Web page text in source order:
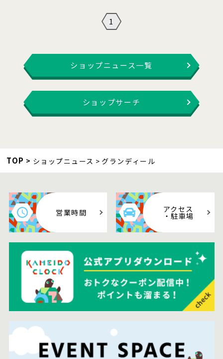
1
ショップニュース一覧
ショップサーチ
TOP ショップニュース グランディール
営業時間 アクセス
・駐車場